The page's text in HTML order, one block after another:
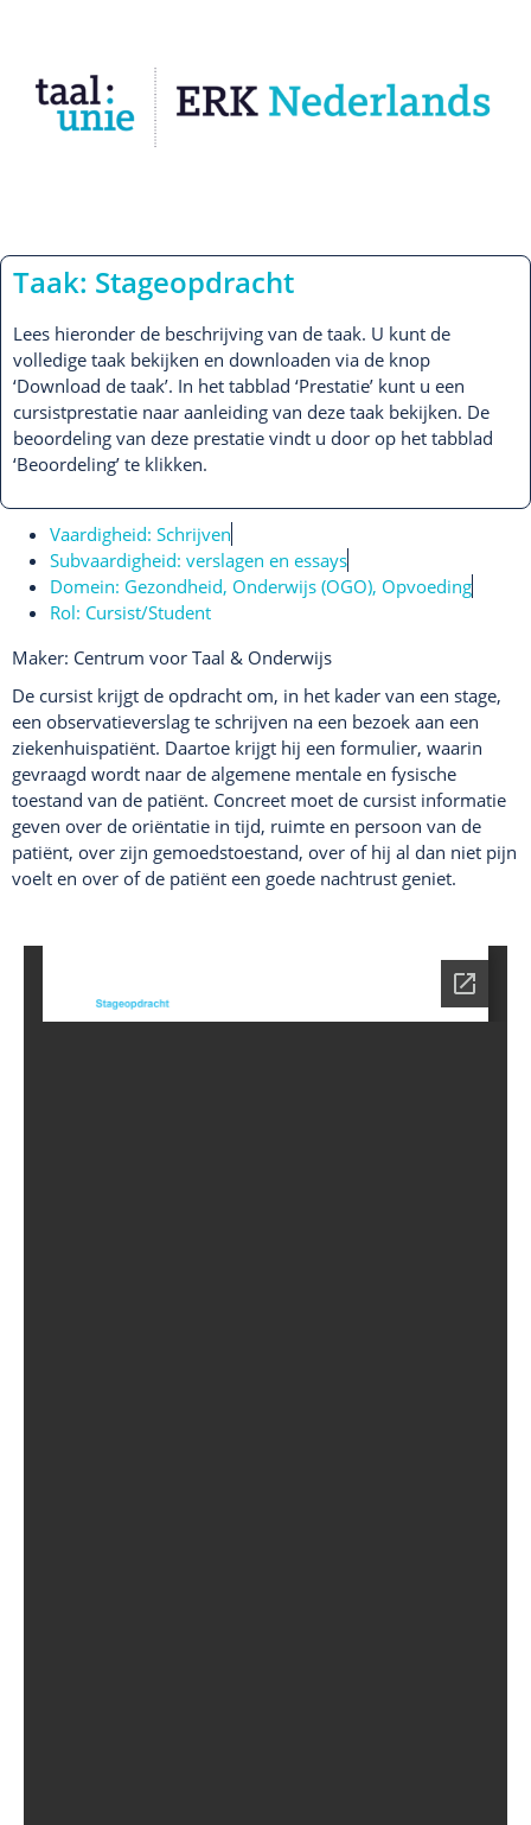
Taak: Stageopdracht
Lees hieronder de beschrijving van de taak. U kunt de
volledige taak bekijken en downloaden via de knop
‘Download de taak’. In het tabblad ‘Prestatie’ kunt u een
cursistprestatie naar aanleiding van deze taak bekijken. De
beoordeling van deze prestatie vindt u door op het tabblad
‘Beoordeling’ te klikken.
Vaardigheid: Schrijven
Subvaardigheid: verslagen en essays
Domein: Gezondheid, Onderwijs (OGO), Opvoeding
Rol: Cursist/Student
Maker: Centrum voor Taal & Onderwijs
De cursist krijgt de opdracht om, in het kader van een stage,
een observatieverslag te schrijven na een bezoek aan een
ziekenhuispatiënt. Daartoe krijgt hij een formulier, waarin
gevraagd wordt naar de algemene mentale en fysische
toestand van de patiënt. Concreet moet de cursist informatie
geven over de oriëntatie in tijd, ruimte en persoon van de
patiënt, over zijn gemoedstoestand, over of hij al dan niet pijn
voelt en over of de patiënt een goede nachtrust geniet.